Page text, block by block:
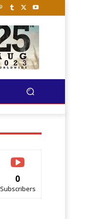
0
Subscribers